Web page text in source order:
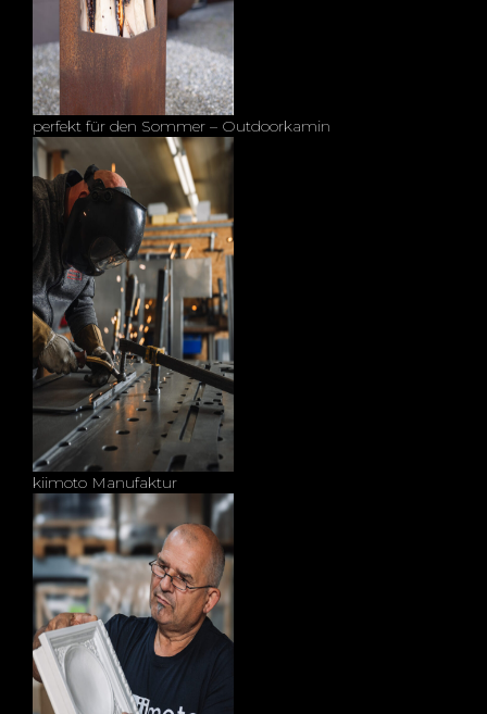
perfekt für den Sommer – Outdoorkamin
kiimoto Manufaktur